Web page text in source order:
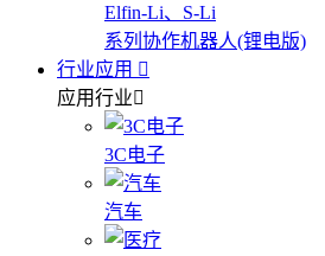
Elfin-Li、S-Li
系列协作机器人(锂电版)
行业应用
应用行业
3C电子
汽车